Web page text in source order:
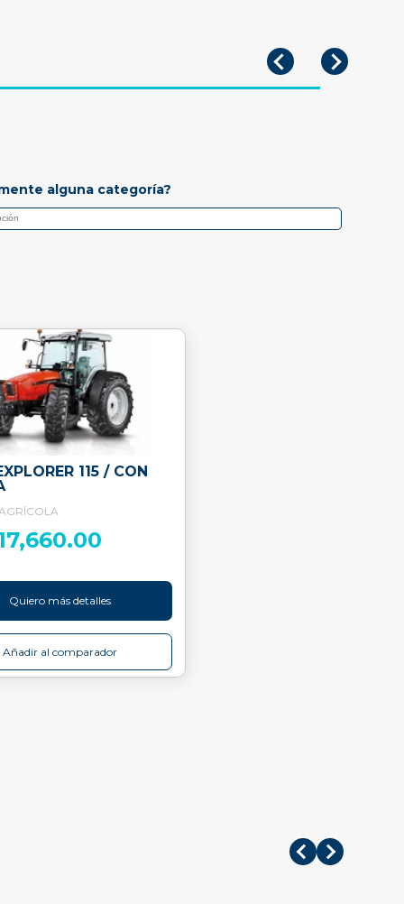
alguna categoría?
115 / CON
Quiero más detalles
Añadir al comparador